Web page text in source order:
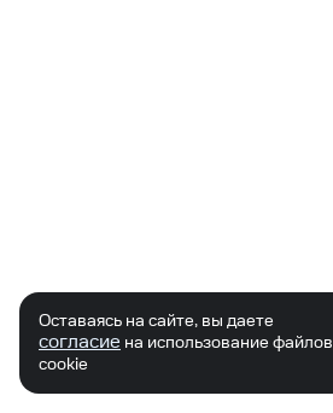
Оставаясь на сайте, вы даете
согласие на использование файлов
cookie